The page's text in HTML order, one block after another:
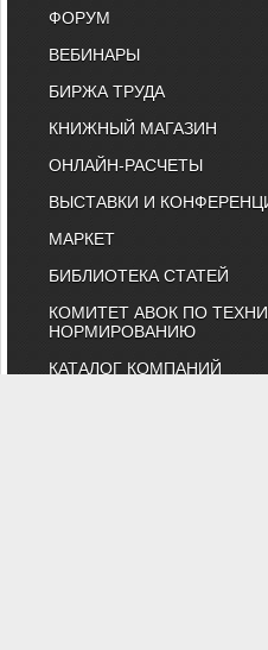
ФОРУМ
ВЕБИНАРЫ
БИРЖА ТРУДА
КНИЖНЫЙ МАГАЗИН
ОНЛАЙН-РАСЧЕТЫ
ВЫСТАВКИ И
МАРКЕТ
БИБЛИОТЕКА СТАТЕЙ
КОМИТЕТ АВОК ПО
НОРМИРОВАНИЮ
КАТАЛОГ КОМПАНИЙ